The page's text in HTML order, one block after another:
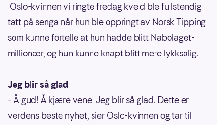
Oslo-kvinnen vi ringte fredag kveld ble fullstendig
tatt på senga når hun ble oppringt av Norsk Tipping
som kunne fortelle at hun hadde blitt Nabolaget-
millionær, og hun kunne knapt blitt mere lykksalig.
Jeg blir så glad
- Å gud! Å kjære vene! Jeg blir så glad. Dette er
verdens beste nyhet, sier Oslo-kvinnen og tar til